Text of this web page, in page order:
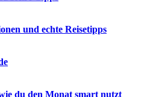
und echte Reisetipps
du den Monat smart nutzt